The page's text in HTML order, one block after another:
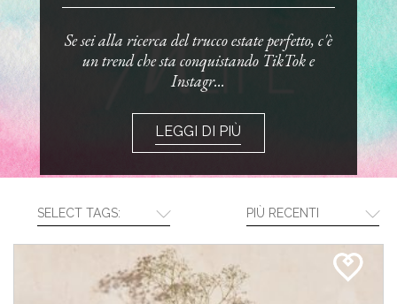
Se sei alla ricerca del trucco estate perfetto, c'è
un trend che sta conquistando TikTok e
Instagr...
LEGGI DI PIÙ
SELECT TAGS: PIÙ RECENTI